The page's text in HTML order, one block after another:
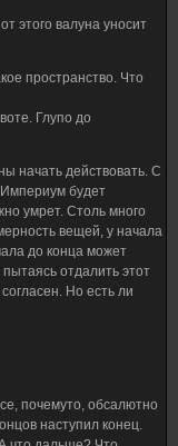
этого валуна уносит
пространство. Что
Глупо до
начать действовать. С
Империум будет
умрет. Столь много
вещей, у начала
до конца может
отдалить этот
Но есть ли
почемуто, обсалютно
наступил конец.